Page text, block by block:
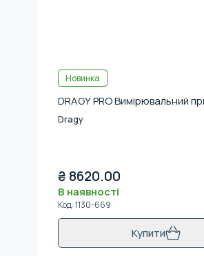
Новинка
DRAGY PRO Вимірювальний
Dragy
₴ 8620.00
В наявності
Код:1130-669
Купити